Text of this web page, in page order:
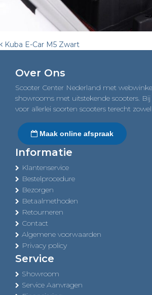
Post
navigation
Kuba E-Car M5 Zwart
Over Ons
Scooter Center Nederland met
showrooms met uitstekende scooters.
voor allerlei soorten scooters terecht
Maak online afspraak
Informatie
Klantenservice
Bestelprocedure
Bezorgen
Betaalmethoden
Retourneren
Contact
Algemene voorwaarden
Privacy policy
Service
Showroom
Service Aanvragen